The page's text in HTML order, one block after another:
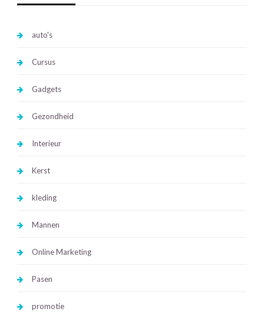
auto's
Cursus
Gadgets
Gezondheid
Interieur
Kerst
kleding
Mannen
Online Marketing
Pasen
promotie